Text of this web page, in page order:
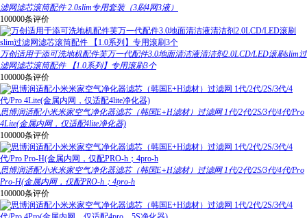
滤网滤芯滚筒配件 2.0slim专用套装（3刷4网3液）
100000条评价
万创适用于添可洗地机配件芙万一代配件3.0地面清洁液清洁剂2.0LCD/LED滚刷slim过
滤网滤芯滚筒配件 【1.0系列】专用滚刷3个
100000条评价
思博润适配小米米家空气净化器滤芯（韩国E+H滤材）过滤网 1代/2代/2S/3代/4代/Pro
4Lite(金属内网，仅适配4lite净化器)
100000条评价
思博润适配小米米家空气净化器滤芯（韩国E+H滤材）过滤网 1代/2代/2S/3代/4代/Pro
Pro-H(金属内网，仅配PRO-h；4pro-h
100000条评价